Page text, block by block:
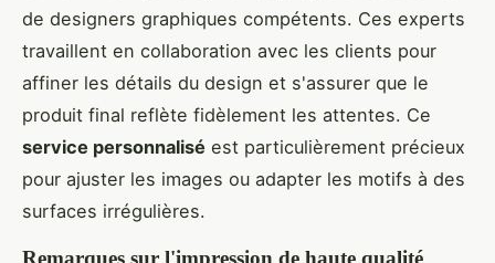
de designers graphiques compétents. Ces experts
travaillent en collaboration avec les clients pour
affiner les détails du design et s'assurer que le
produit final reflète fidèlement les attentes. Ce
service personnalisé est particulièrement précieux
pour ajuster les images ou adapter les motifs à des
surfaces irrégulières.
Remarques sur l'impression de haute qualité